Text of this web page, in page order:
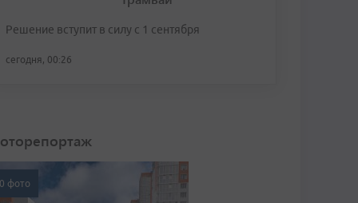
Решение вступит в силу с 1 сентября
сегодня, 00:26
фото